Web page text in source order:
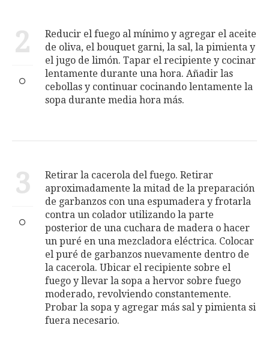
2
Reducir el fuego al mínimo y agregar el aceite
de oliva, el bouquet garni, la sal, la pimienta y
el jugo de limón. Tapar el recipiente y cocinar
lentamente durante una hora. Añadir las
cebollas y continuar cocinando lentamente la
sopa durante media hora más.
3
Retirar la cacerola del fuego. Retirar
aproximadamente la mitad de la preparación
de garbanzos con una espumadera y frotarla
contra un colador utilizando la parte
posterior de una cuchara de madera o hacer
un puré en una mezcladora eléctrica. Colocar
el puré de garbanzos nuevamente dentro de
la cacerola. Ubicar el recipiente sobre el
fuego y llevar la sopa a hervor sobre fuego
moderado, revolviendo constantemente.
Probar la sopa y agregar más sal y pimienta si
fuera necesario.